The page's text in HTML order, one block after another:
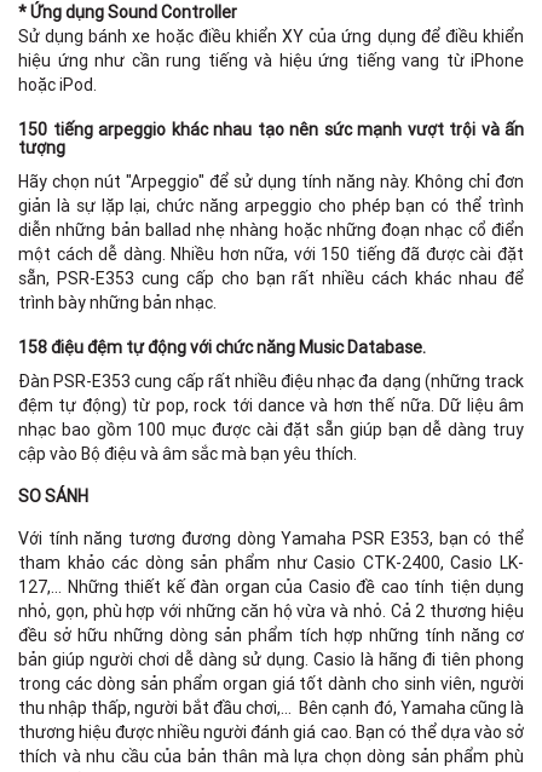
* Ứng dụng Sound Controller
Sử dụng bánh xe hoặc điều khiển XY của ứng dụng để điều khiển
hiệu ứng như cần rung tiếng và hiệu ứng tiếng vang từ iPhone
hoặc iPod.
150 tiếng arpeggio khác nhau tạo nên sức mạnh vượt trội và ấn
tượng
Hãy chọn nút "Arpeggio" để sử dụng tính năng này. Không chỉ đơn
giản là sự lặp lại, chức năng arpeggio cho phép bạn có thể trình
diễn những bản ballad nhẹ nhàng hoặc những đoạn nhạc cổ điển
một cách dễ dàng. Nhiều hơn nữa, với 150 tiếng đã được cài đặt
sẵn, PSR-E353 cung cấp cho bạn rất nhiều cách khác nhau để
trình bày những bản nhạc.
158 điệu đệm tự động với chức năng Music Database.
Đàn PSR-E353 cung cấp rất nhiều điệu nhạc đa dạng (những track
đệm tự động) từ pop, rock tới dance và hơn thế nữa. Dữ liệu âm
nhạc bao gồm 100 mục được cài đặt sẵn giúp bạn dễ dàng truy
cập vào Bộ điệu và âm sắc mà bạn yêu thích.
SO SÁNH
Với tính năng tương đương dòng Yamaha PSR E353, bạn có thể
tham khảo các dòng sản phẩm như Casio CTK-2400, Casio LK-
127,... Những thiết kế đàn organ của Casio đề cao tính tiện dụng
nhỏ, gọn, phù hợp với những căn hộ vừa và nhỏ. Cả 2 thương hiệu
đều sở hữu những dòng sản phẩm tích hợp những tính năng cơ
bản giúp người chơi dễ dàng sử dụng. Casio là hãng đi tiên phong
trong các dòng sản phẩm organ giá tốt dành cho sinh viên, người
thu nhập thấp, người bắt đầu chơi,… Bên cạnh đó, Yamaha cũng là
thương hiệu được nhiều người đánh giá cao. Bạn có thể dựa vào sở
thích và nhu cầu của bản thân mà lựa chọn dòng sản phẩm phù